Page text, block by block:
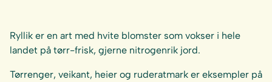
Ryllik er en art med hvite blomster som vokser i hele
landet på tørr-frisk, gjerne nitrogenrik jord.
Tørrenger, veikant, heier og ruderatmark er eksempler på